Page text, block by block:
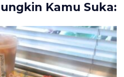
Kamu Suka: